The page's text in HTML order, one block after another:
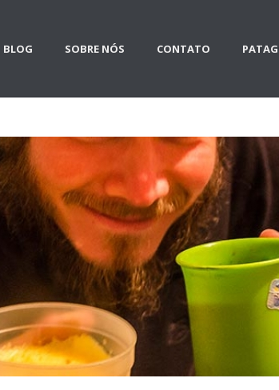
BLOG SOBRE NÓS CONTATO